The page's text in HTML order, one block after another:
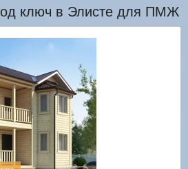
ключ в Элисте для ПМЖ